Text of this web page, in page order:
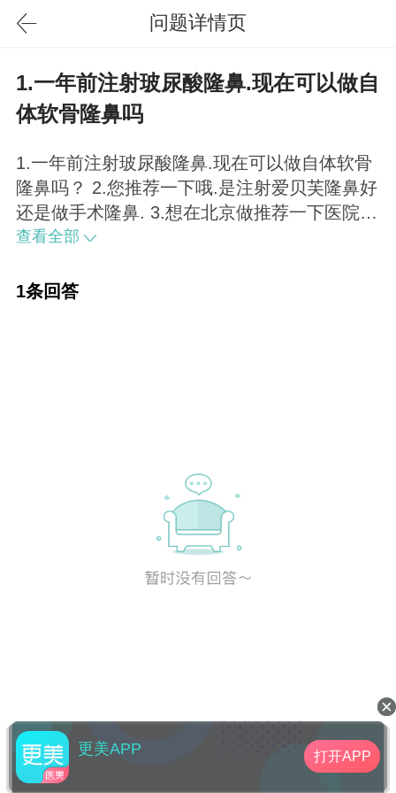
问题详情页
1.一年前注射玻尿酸隆鼻.现在可以做自
体软骨隆鼻吗
1.一年前注射玻尿酸隆鼻.现在可以做自体软骨
隆鼻吗？ 2.您推荐一下哦.是注射爱贝芙隆鼻好
还是做手术隆鼻. 3.想在北京做推荐一下医院？
价格？ 可以做自体软骨隆鼻了。爱贝芙和手术
的差异，看你自己的选择了。北京公立的有八
查看全部
1条回答
更美APP 打开APP